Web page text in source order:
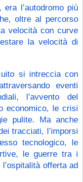
l’autodromo più
oltre al percorso
velocità con curve
la velocità di
si intreccia con
eventi
l’avvento del
economico, le crisi
pulite. Ma anche
tracciati, l’imporsi
tecnologico, le
le guerre tra i
offerta ad